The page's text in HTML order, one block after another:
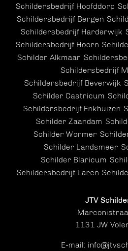
Schildersbedrijf Hoofddorp
Schildersbedrijf Bergen
Schildersbedrijf Harderwijk
Schildersbedrijf Hoorn
Schilder Alkmaar
Schildersbedrijf
Schildersbedrijf Beverwijk
Schilder Castricum
Schildersbedrijf Enkhuizen
Schilder Zaandam
Schilder Wormer
Schilder Landsmeer
Schilder Blaricum
Schildersbedrijf Laren
JTV
1131 JW
E-mail: